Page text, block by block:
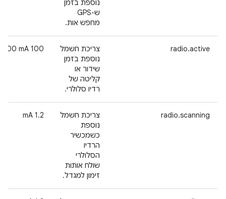
נוספת בזמן
ש-GPS
מחפש אות.
radio.active
צריכת חשמל
נוספת בזמן
שידור או
קליטה של
רדיו סלולרי.
‫100 mA-300 mA
radio.scanning
צריכת חשמל
נוספת
כשמכשיר
הרדיו
הסלולרי
שולח אותות
זימון למגדל.
‫1.2 mA